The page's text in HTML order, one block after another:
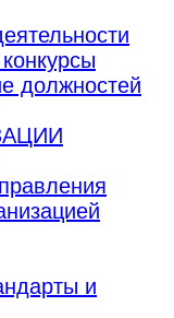
должностей
и